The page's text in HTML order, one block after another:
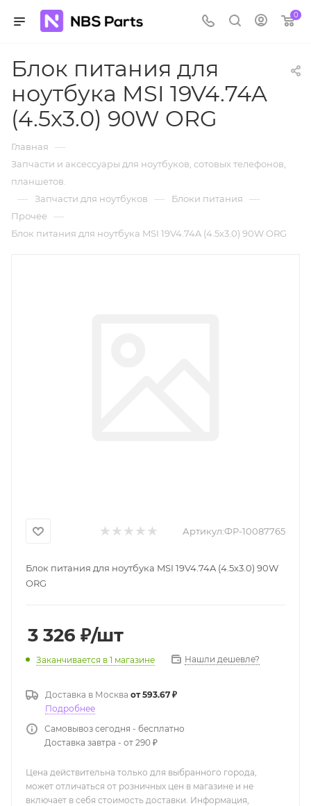
0
Блок питания для
ноутбука MSI 19V4.74A
(4.5x3.0) 90W ORG
Главная —
Запчасти и аксессуары для ноутбуков, сотовых телефонов,
планшетов.
— Запчасти для ноутбуков — Блоки питания —
Прочее —
Блок питания для ноутбука MSI 19V4.74A (4.5x3.0) 90W ORG
Артикул:ФР-10087765
Блок питания для ноутбука MSI 19V4.74A (4.5x3.0) 90W
ORG
3 326 ₽/шт
Заканчивается в 1 магазине Нашли дешевле?
Доставка в Москва от 593.67 ₽
Подробнее
Самовывоз сегодня - бесплатно
Доставка завтра - от 290 ₽
Цена действительна только для выбранного города,
может отличаться от розничных цен в магазине и не
включает в себя стоимость доставки. Информация,